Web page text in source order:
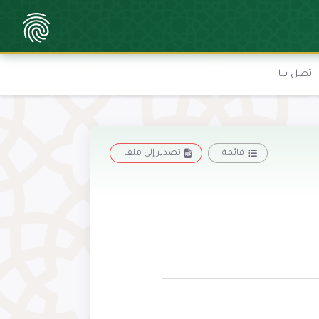
اتصل بنا
قائمة تصدير إلى ملف